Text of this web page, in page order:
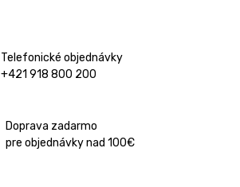
Telefonické objednávky
+421 918 800 200
Doprava zadarmo
pre objednávky nad 100€